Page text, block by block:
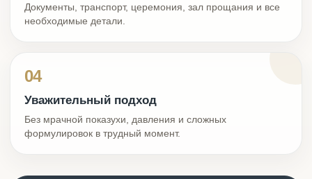
Документы, транспорт, церемония, зал прощания и все
необходимые детали.
04
Уважительный подход
Без мрачной показухи, давления и сложных
формулировок в трудный момент.